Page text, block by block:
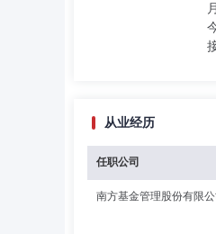
从业经历
任职公司
南方基金管理股份有限公